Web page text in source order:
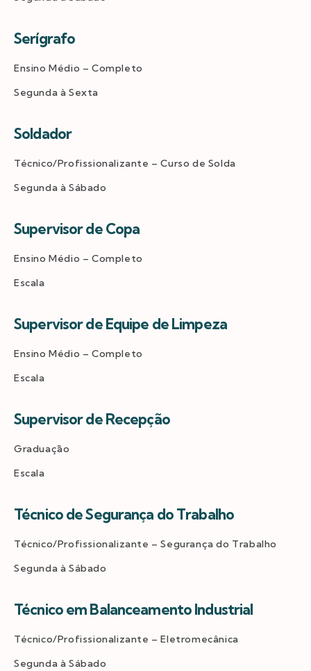
Serígrafo
Ensino Médio – Completo
Segunda à Sexta
Soldador
Técnico/Profissionalizante – Curso de Solda
Segunda à Sábado
Supervisor de Copa
Ensino Médio – Completo
Escala
Supervisor de Equipe de Limpeza
Ensino Médio – Completo
Escala
Supervisor de Recepção
Graduação
Escala
Técnico de Segurança do Trabalho
Técnico/Profissionalizante – Segurança do Trabalho
Segunda à Sábado
Técnico em Balanceamento Industrial
Técnico/Profissionalizante – Eletromecânica
Segunda à Sábado